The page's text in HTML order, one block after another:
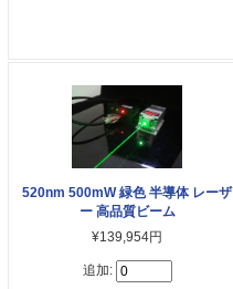
520nm 500mW 緑色 半導体 レーザ
ー 高品質ビーム
¥139,954円
追加: